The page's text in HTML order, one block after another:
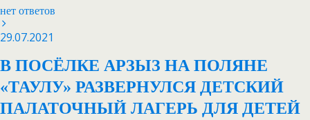
нет ответов
29.07.2021
В ПОСЁЛКЕ АРЗЫЗ НА ПОЛЯНЕ
«ТАУЛУ» РАЗВЕРНУЛСЯ ДЕТСКИЙ
ПАЛАТОЧНЫЙ ЛАГЕРЬ ДЛЯ ДЕТЕЙ